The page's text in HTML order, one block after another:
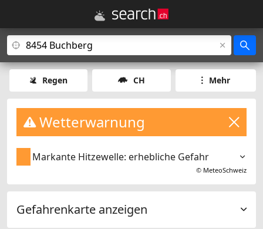
Regen CH Mehr
Wetterwarnung
Markante Hitzewelle: erhebliche Gefahr
© MeteoSchweiz
Gefahrenkarte anzeigen